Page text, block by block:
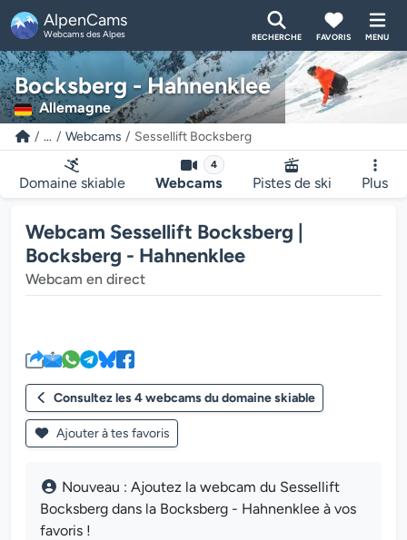
AlpenCams
Webcams des Alpes RECHERCHE FAVORIS MENU
Bocksberg - Hahnenklee
Allemagne
... Webcams Sessellift Bocksberg
Domaine skiable
4
Webcams Pistes de ski Plus
Webcam Sessellift Bocksberg |
Bocksberg - Hahnenklee
Webcam en direct
Consultez les 4 webcams du domaine skiable
Ajouter à tes favoris
Nouveau : Ajoutez la webcam du Sessellift
Bocksberg dans la Bocksberg - Hahnenklee à vos
favoris !